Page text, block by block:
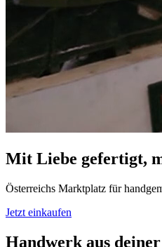
Mit Liebe gefertigt,
Österreichs Marktplatz für
Jetzt einkaufen
Handwerk aus